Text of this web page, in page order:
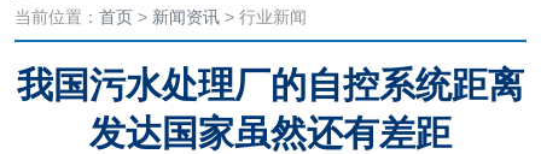
当前位置： 首页 > 新闻资讯 > 行业新闻
我国污水处理厂的自控系统距离
发达国家虽然还有差距